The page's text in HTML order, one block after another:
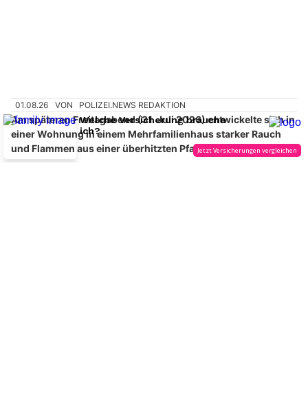
Luzern LU: Lastwagen kippt im Verkehrshaus-
Kreisel um – 155'000 Franken Schaden